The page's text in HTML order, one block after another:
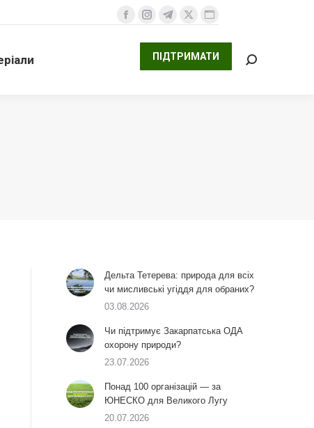
Facebook
сторінка
відкривається
Instagram
сторінка
відкривається
Telegram
сторінка
відкривається
X
сторінка
відкривається
Website
сторінка
відкривається
ПІДТРИМАТИ Search:
Дельта Тетерева: природа для всіх
чи мисливські угіддя для обраних?
03.08.2026
Чи підтримує Закарпатська ОДА
охорону природи?
23.07.2026
Понад 100 організацій — за
ЮНЕСКО для Великого Лугу
20.07.2026
ПІДТРИМАТИ